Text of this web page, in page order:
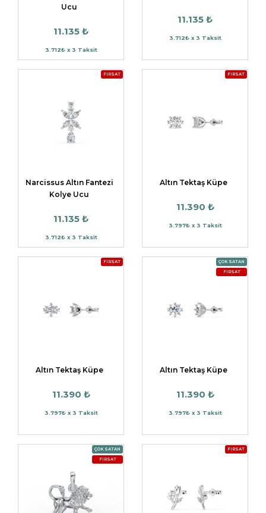
Ucu
11.135 ₺
3.712₺ x 3 Taksit
11.135 ₺
3.712₺ x 3 Taksit
FIRSAT
Narcissus Altın Fantezi
Kolye Ucu
11.135 ₺
3.712₺ x 3 Taksit
FIRSAT
Altın Tektaş Küpe
11.390 ₺
3.797₺ x 3 Taksit
FIRSAT
Altın Tektaş Küpe
11.390 ₺
3.797₺ x 3 Taksit
ÇOK SATAN
FIRSAT
Altın Tektaş Küpe
11.390 ₺
3.797₺ x 3 Taksit
ÇOK SATAN
FIRSAT
FIRSAT